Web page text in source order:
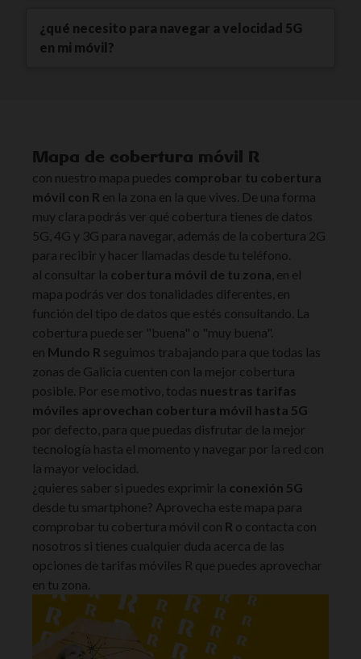
¿qué necesito para navegar a velocidad 5G
en mi móvil?
Mapa de cobertura móvil R
con nuestro mapa puedes comprobar tu cobertura
móvil con R en la zona en la que vives. De una forma
muy clara podrás ver qué cobertura tienes de datos
5G, 4G y 3G para navegar, además de la cobertura 2G
para recibir y hacer llamadas desde tu teléfono.
al consultar la cobertura móvil de tu zona , en el
mapa podrás ver dos tonalidades diferentes, en
función del tipo de datos que estés consultando. La
cobertura puede ser "buena" o "muy buena".
en Mundo R seguimos trabajando para que todas las
zonas de Galicia cuenten con la mejor cobertura
posible. Por ese motivo, todas nuestras tarifas
móviles aprovechan cobertura móvil hasta 5G
por defecto, para que puedas disfrutar de la mejor
tecnología hasta el momento y navegar por la red con
la mayor velocidad.
¿quieres saber si puedes exprimir la conexión 5G
desde tu smartphone? Aprovecha este mapa para
comprobar tu cobertura móvil con R o contacta con
nosotros si tienes cualquier duda acerca de las
opciones de tarifas móviles R que puedes aprovechar
en tu zona.